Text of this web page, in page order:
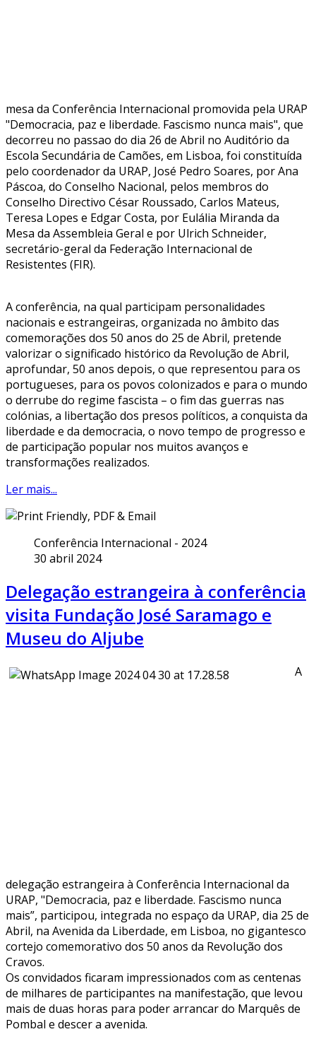
mesa da Conferência Internacional promovida pela URAP
"Democracia, paz e liberdade. Fascismo nunca mais", que
decorreu no passao do dia 26 de Abril no Auditório da
Escola Secundária de Camões, em Lisboa, foi constituída
pelo coordenador da URAP, José Pedro Soares, por Ana
Páscoa, do Conselho Nacional, pelos membros do
Conselho Directivo César Roussado, Carlos Mateus,
Teresa Lopes e Edgar Costa, por Eulália Miranda da
Mesa da Assembleia Geral e por Ulrich Schneider,
secretário-geral da Federação Internacional de
Resistentes (FIR).
A conferência, na qual participam personalidades
nacionais e estrangeiras, organizada no âmbito das
comemorações dos 50 anos do 25 de Abril, pretende
valorizar o significado histórico da Revolução de Abril,
aprofundar, 50 anos depois, o que representou para os
portugueses, para os povos colonizados e para o mundo
o derrube do regime fascista – o fim das guerras nas
colónias, a libertação dos presos políticos, a conquista da
liberdade e da democracia, o novo tempo de progresso e
de participação popular nos muitos avanços e
transformações realizados.
Ler mais...
Conferência Internacional - 2024
30 abril 2024
Delegação estrangeira à conferência
visita Fundação José Saramago e
Museu do Aljube
A
delegação estrangeira à Conferência Internacional da
URAP, "Democracia, paz e liberdade. Fascismo nunca
mais”, participou, integrada no espaço da URAP, dia 25 de
Abril, na Avenida da Liberdade, em Lisboa, no gigantesco
cortejo comemorativo dos 50 anos da Revolução dos
Cravos.
Os convidados ficaram impressionados com as centenas
de milhares de participantes na manifestação, que levou
mais de duas horas para poder arrancar do Marquês de
Pombal e descer a avenida.